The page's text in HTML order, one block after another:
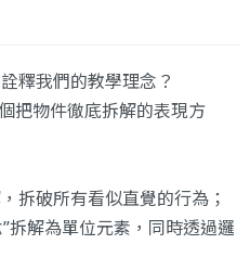
釋我們的教學理念？
把物件徹底拆解的表現方
拆破所有看似直覺的行為；
’’拆解為單位元素，同時透過邏